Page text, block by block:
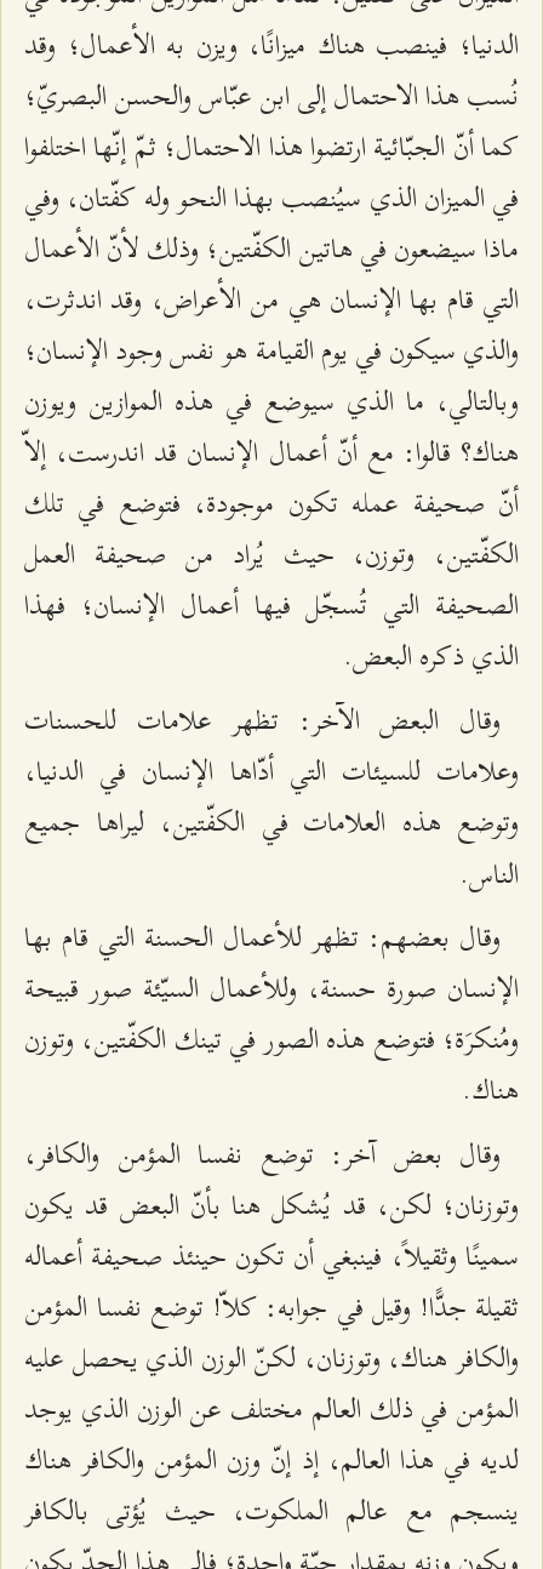
الدنيا؛ فينصب هناك ميزانًا، ويزن به الأعمال؛ وقد
نُسب هذا الاحتمال إلى ابن عبّاس والحسن البصريّ؛
كما أنّ الجبّائية ارتضوا هذا الاحتمال؛ ثمّ إنّها اختلفوا
في الميزان الذي سيُنصب بهذا النحو وله كفّتان، وفي
ماذا سيضعون في هاتين الكفّتين؛ وذلك لأنّ الأعمال
التي قام بها الإنسان هي من الأعراض، وقد اندثرت،
والذي سيكون في يوم القيامة هو نفس وجود الإنسان؛
وبالتالي، ما الذي سيوضع في هذه الموازين ويوزن
هناك؟ قالوا: مع أنّ أعمال الإنسان قد اندرست، إلاّ
أنّ صحيفة عمله تكون موجودة، فتوضع في تلك
الكفّتين، وتوزن، حيث يُراد من صحيفة العمل
الصحيفة التي تُسجّل فيها أعمال الإنسان؛ فهذا
الذي ذكره البعض.
وقال البعض الآخر: تظهر علامات للحسنات
وعلامات للسيئات التي أدّاها الإنسان في الدنيا،
وتوضع هذه العلامات في الكفّتين، ليراها جميع
الناس.
وقال بعضهم: تظهر للأعمال الحسنة التي قام بها
الإنسان صورة حسنة، وللأعمال السيّئة صور قبيحة
ومُنكرَة؛ فتوضع هذه الصور في تينك الكفّتين، وتوزن
هناك.
وقال بعض آخر: توضع نفسا المؤمن والكافر،
وتوزنان؛ لكن، قد يُشكل هنا بأنّ البعض قد يكون
سمينًا وثقيلاً، فينبغي أن تكون حينئذ صحيفة أعماله
ثقيلة جدًّا! وقيل في جوابه: كلاّ! توضع نفسا المؤمن
والكافر هناك، وتوزنان، لكنّ الوزن الذي يحصل عليه
المؤمن في ذلك العالم مختلف عن الوزن الذي يوجد
لديه في هذا العالم، إذ إنّ وزن المؤمن والكافر هناك
ينسجم مع عالم الملكوت، حيث يُؤتى بالكافر